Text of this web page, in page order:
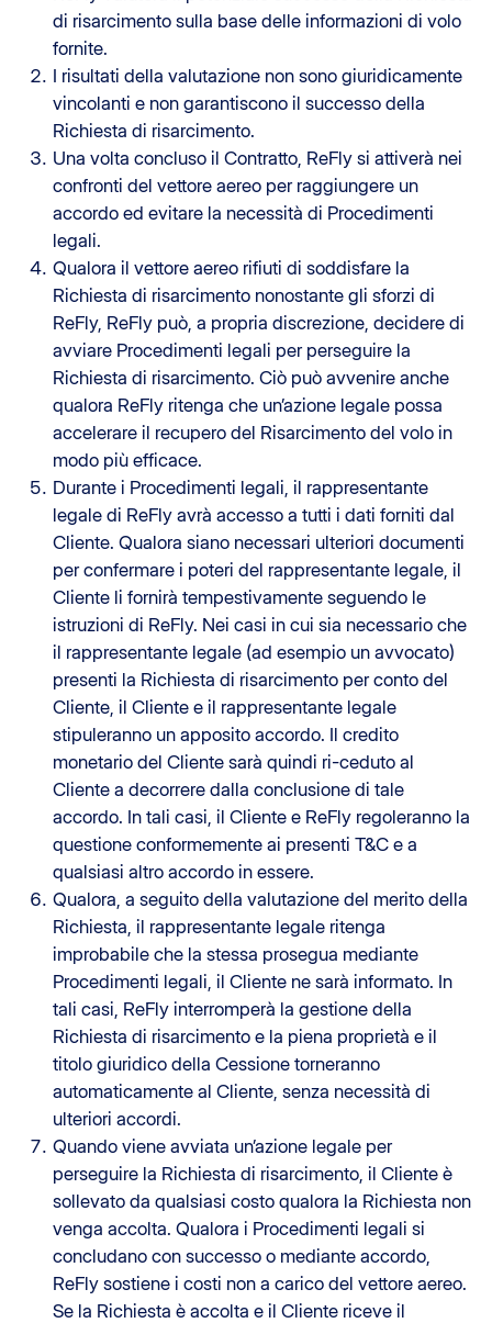
di risarcimento sulla base delle informazioni di volo
fornite.
I risultati della valutazione non sono giuridicamente
vincolanti e non garantiscono il successo della
Richiesta di risarcimento.
Una volta concluso il Contratto, ReFly si attiverà nei
confronti del vettore aereo per raggiungere un
accordo ed evitare la necessità di Procedimenti
legali.
Qualora il vettore aereo rifiuti di soddisfare la
Richiesta di risarcimento nonostante gli sforzi di
ReFly, ReFly può, a propria discrezione, decidere di
avviare Procedimenti legali per perseguire la
Richiesta di risarcimento. Ciò può avvenire anche
qualora ReFly ritenga che un’azione legale possa
accelerare il recupero del Risarcimento del volo in
modo più efficace.
Durante i Procedimenti legali, il rappresentante
legale di ReFly avrà accesso a tutti i dati forniti dal
Cliente. Qualora siano necessari ulteriori documenti
per confermare i poteri del rappresentante legale, il
Cliente li fornirà tempestivamente seguendo le
istruzioni di ReFly. Nei casi in cui sia necessario che
il rappresentante legale (ad esempio un avvocato)
presenti la Richiesta di risarcimento per conto del
Cliente, il Cliente e il rappresentante legale
stipuleranno un apposito accordo. Il credito
monetario del Cliente sarà quindi ri-ceduto al
Cliente a decorrere dalla conclusione di tale
accordo. In tali casi, il Cliente e ReFly regoleranno la
questione conformemente ai presenti T&C e a
qualsiasi altro accordo in essere.
Qualora, a seguito della valutazione del merito della
Richiesta, il rappresentante legale ritenga
improbabile che la stessa prosegua mediante
Procedimenti legali, il Cliente ne sarà informato. In
tali casi, ReFly interromperà la gestione della
Richiesta di risarcimento e la piena proprietà e il
titolo giuridico della Cessione torneranno
automaticamente al Cliente, senza necessità di
ulteriori accordi.
Quando viene avviata un’azione legale per
perseguire la Richiesta di risarcimento, il Cliente è
sollevato da qualsiasi costo qualora la Richiesta non
venga accolta. Qualora i Procedimenti legali si
concludano con successo o mediante accordo,
ReFly sostiene i costi non a carico del vettore aereo.
Se la Richiesta è accolta e il Cliente riceve il